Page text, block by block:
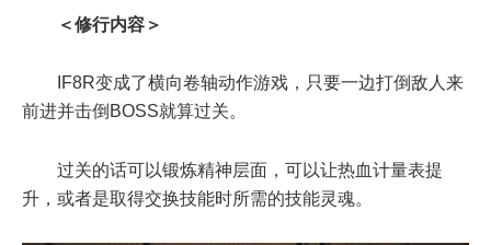
＜修行内容＞
IF8R变成了横向卷轴动作游戏，只要一边打倒敌人来
前进并击倒BOSS就算过关。
过关的话可以锻炼精神层面，可以让热血计量表提
升，或者是取得交换技能时所需的技能灵魂。